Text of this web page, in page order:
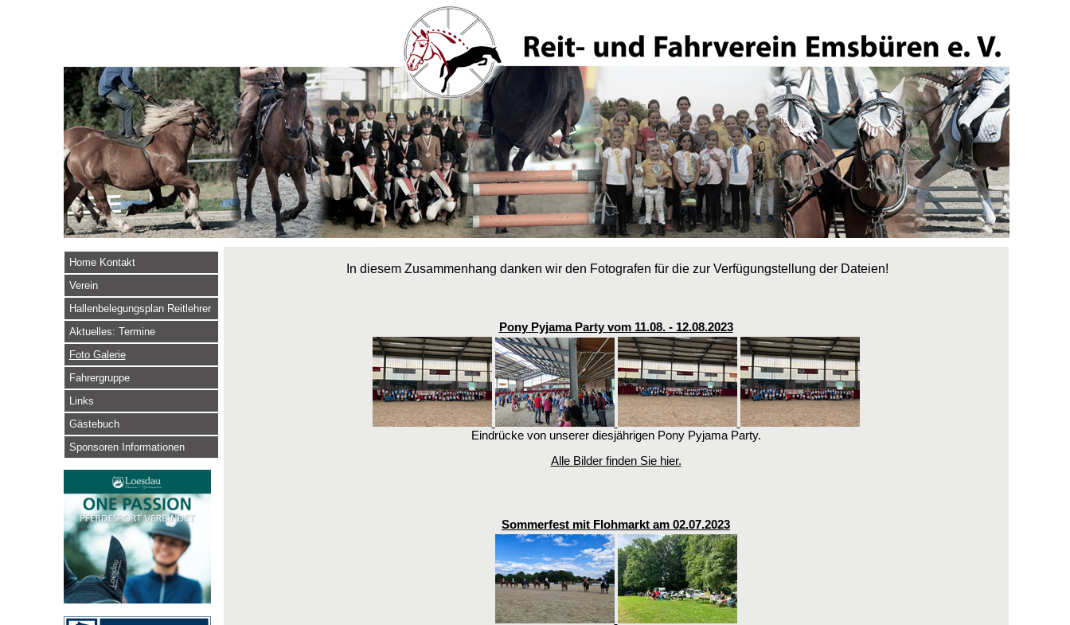
Home Kontakt
Verein
Hallenbelegungsplan Reitlehrer
Aktuelles: Termine
Foto Galerie
Fahrergruppe
Links
Gästebuch
Sponsoren Informationen
In diesem Zusammenhang danken wir den Fotografen für die zur Verfügungstellung der Dateien!
Pony Pyjama Party vom 11.08. - 12.08.2023
Eindrücke von unserer diesjährigen Pony Pyjama Party.
Alle Bilder finden Sie hier.
Sommerfest mit Flohmarkt am 02.07.2023